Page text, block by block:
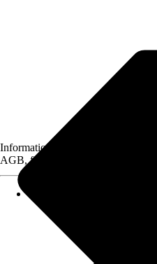
Informationen des Verkäufers, wie
AGB, finden Sie bei Klick auf den